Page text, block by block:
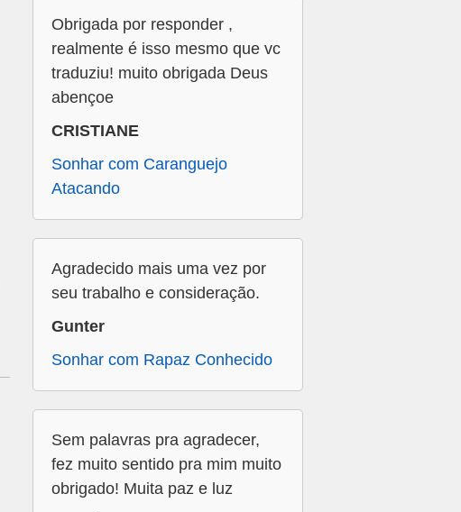
Obrigada por responder ,
realmente é isso mesmo que vc
traduziu! muito obrigada Deus
abençoe
CRISTIANE
Sonhar com Caranguejo
Atacando
Agradecido mais uma vez por
seu trabalho e consideração.
Gunter
Sonhar com Rapaz Conhecido
Sem palavras pra agradecer,
fez muito sentido pra mim muito
obrigado! Muita paz e luz